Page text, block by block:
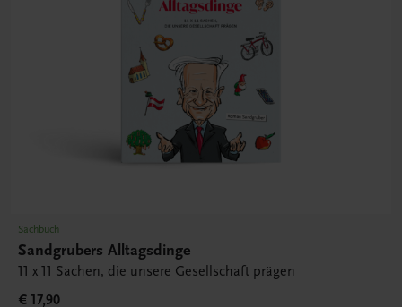
Sachbuch
Sandgrubers Alltagsdinge
11 x 11 Sachen, die unsere Gesellschaft prägen
€ 17,90